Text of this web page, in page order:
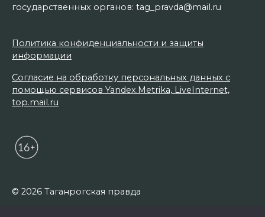
государственных органов: tag_pravda@mail.ru
Политика конфиденциальности и защиты
информации
Согласие на обработку персональных данных с
помощью сервисов Yandex.Metrika, LiveInternet,
top.mail.ru
© 2026 Таганрогская правда